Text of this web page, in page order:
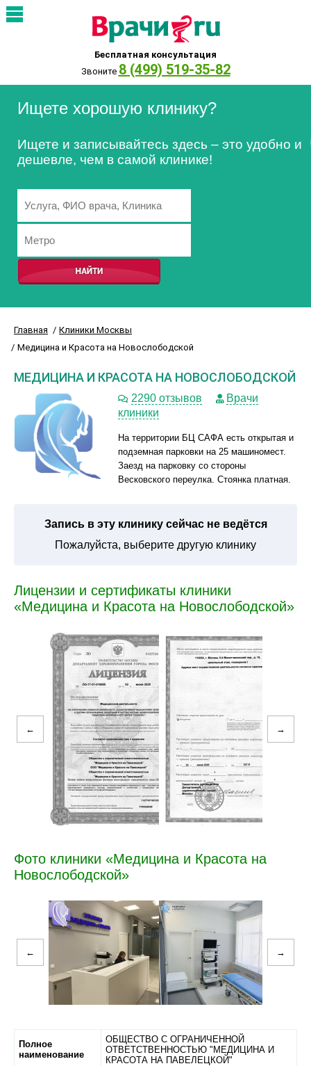
Бесплатная консультация
Звоните 8 (499) 519-35-82
Ищете хорошую клинику?
Ищете и записывайтесь здесь – это удобно и
дешевле, чем в самой клинике!
Главная
Клиники Москвы
Медицина и Красота на Новослободской
МЕДИЦИНА И КРАСОТА НА НОВОСЛОБОДСКОЙ
2290 отзывов
Врачи
клиники
На территории БЦ САФА есть открытая и
подземная парковки на 25 машиномест.
Заезд на парковку со стороны
Весковского переулка. Стоянка платная.
Запись в эту клинику сейчас не ведётся
Пожалуйста, выберите другую клинику
Лицензии и сертификаты клиники
«Медицина и Красота на Новослободской»
← →
Фото клиники «Медицина и Красота на
Новослободской»
← →
Полное
наименование
ОБЩЕСТВО С ОГРАНИЧЕННОЙ
ОТВЕТСТВЕННОСТЬЮ "МЕДИЦИНА И
КРАСОТА НА ПАВЕЛЕЦКОЙ"